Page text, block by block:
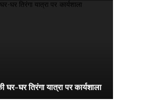
घर-घर तिरंगा यात्रा पर कार्यशाला